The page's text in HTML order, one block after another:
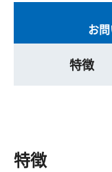
お
特徴
特徴